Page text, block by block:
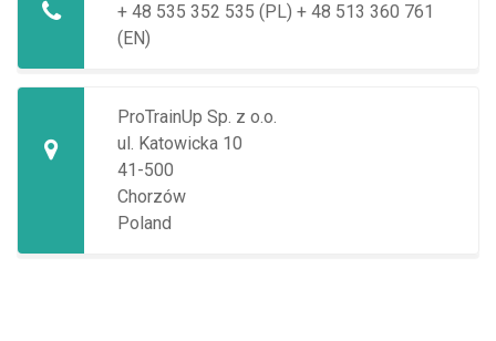
+ 48 535 352 535 (PL) + 48 513 360 761
(EN)
ProTrainUp Sp. z o.o.
ul. Katowicka 10
41-500
Chorzów
Poland